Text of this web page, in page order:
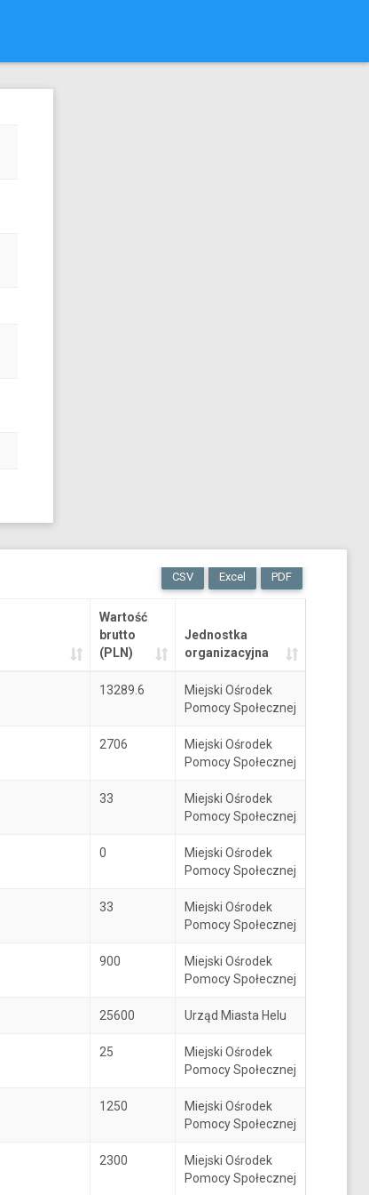
CSV Excel PDF
Wartość
brutto
(PLN)
Jednostka
organizacyjna
13289.6
Miejski Ośrodek
Pomocy Społecznej
2706
Miejski Ośrodek
Pomocy Społecznej
33
Miejski Ośrodek
Pomocy Społecznej
0
Miejski Ośrodek
Pomocy Społecznej
33
Miejski Ośrodek
Pomocy Społecznej
900
Miejski Ośrodek
Pomocy Społecznej
25600 Urząd Miasta Helu
25
Miejski Ośrodek
Pomocy Społecznej
1250
Miejski Ośrodek
Pomocy Społecznej
2300
Miejski Ośrodek
Pomocy Społecznej